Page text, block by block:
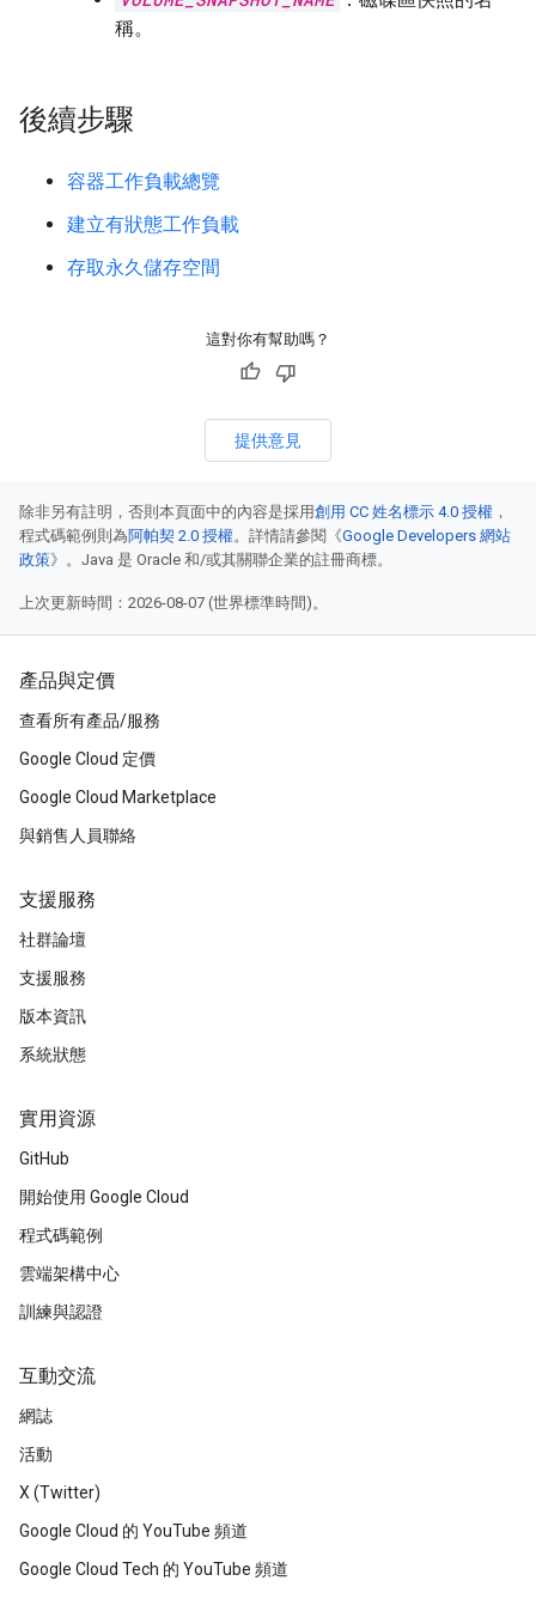
稱。
後續步驟
容器工作負載總覽
建立有狀態工作負載
存取永久儲存空間
這對你有幫助嗎？
提供意見
除非另有註明，否則本頁面中的內容是採用創用 CC 姓名標示 4.0 授權 ，
程式碼範例則為阿帕契 2.0 授權。詳情請參閱《Google Developers 網站
政策》。Java 是 Oracle 和/或其關聯企業的註冊商標。
上次更新時間：2026-08-07 (世界標準時間)。
產品與定價
查看所有產品/服務
Google Cloud 定價
Google Cloud Marketplace
與銷售人員聯絡
支援服務
社群論壇
支援服務
版本資訊
系統狀態
實用資源
GitHub
開始使用 Google Cloud
程式碼範例
雲端架構中心
訓練與認證
互動交流
網誌
活動
X (Twitter)
Google Cloud 的 YouTube 頻道
Google Cloud Tech 的 YouTube 頻道